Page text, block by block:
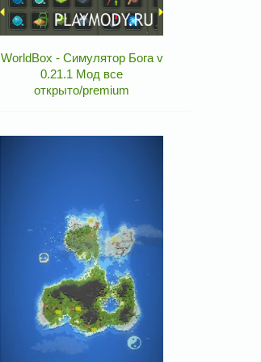
WorldBox - Симулятор Бога v
0.21.1 Мод все
открыто/premium